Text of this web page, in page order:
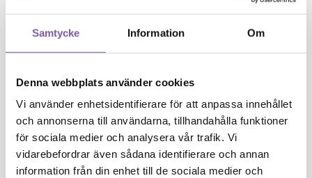
Samtycke Information Om
Denna webbplats använder cookies
Vi använder enhetsidentifierare för att anpassa innehållet
och annonserna till användarna, tillhandahålla funktioner
för sociala medier och analysera vår trafik. Vi
vidarebefordrar även sådana identifierare och annan
information från din enhet till de sociala medier och
I
Illite
Isoamyl Laurate
Isoeugenol
J